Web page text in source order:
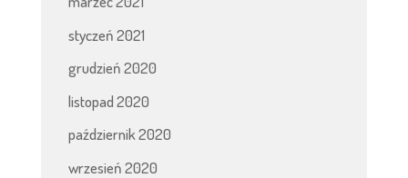
styczeń 2021
grudzień 2020
listopad 2020
październik 2020
wrzesień 2020